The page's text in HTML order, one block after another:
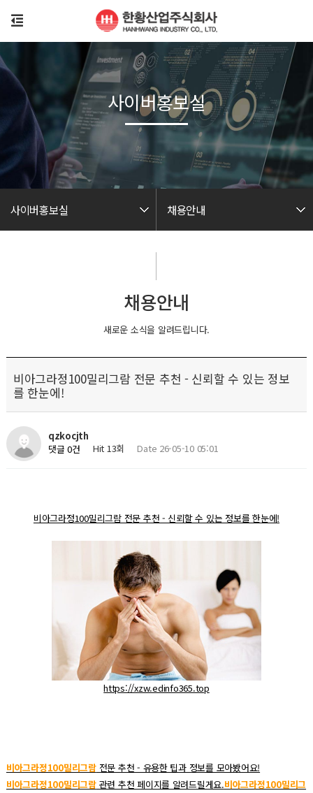
사이버홍보실 채용안내
사이버홍보실
채용안내
새로운 소식을 알려드립니다.
비아그라정100밀리그람 전문 추천 - 신뢰할 수 있는 정보
를 한눈에!
qzkocjth
댓글 0건
Hit 13회 Date 26-05-10 05:01
비아그라정100밀리그람 전문 추천 - 신뢰할 수 있는 정보를 한눈에!
https://xzw.edinfo365.top
비아그라정100밀리그람전문 추천 - 유용한 팁과 정보를 모아봤어요!
비아그라정100밀리그람관련 추천 페이지를 알려드릴게요.비아그라정100밀리그